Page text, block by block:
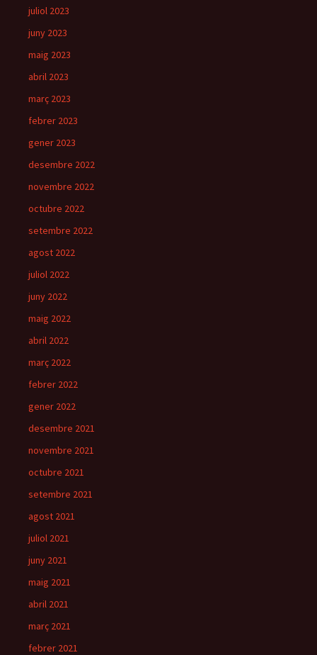
juliol 2023
juny 2023
maig 2023
abril 2023
març 2023
febrer 2023
gener 2023
desembre 2022
novembre 2022
octubre 2022
setembre 2022
agost 2022
juliol 2022
juny 2022
maig 2022
abril 2022
març 2022
febrer 2022
gener 2022
desembre 2021
novembre 2021
octubre 2021
setembre 2021
agost 2021
juliol 2021
juny 2021
maig 2021
abril 2021
març 2021
febrer 2021